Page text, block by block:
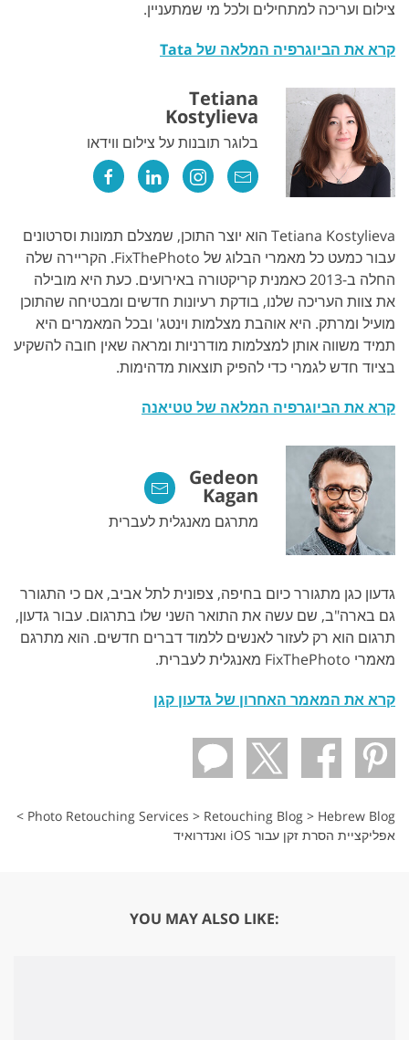
צילום ועריכה למתחילים ולכל מי שמתעניין.
קרא את הביוגרפיה המלאה של Tata
Tetiana
Kostylieva
בלוגר תובנות על צילום ווידאו
Tetiana Kostylieva הוא יוצר התוכן, שמצלם תמונות וסרטונים
עבור כמעט כל מאמרי הבלוג של FixThePhoto. הקריירה שלה
החלה ב-2013 כאמנית קריקטורה באירועים. כעת היא מובילה
את צוות העריכה שלנו, בודקת רעיונות חדשים ומבטיחה שהתוכן
מועיל ומרתק. היא אוהבת מצלמות וינטג' ובכל המאמרים היא
תמיד משווה אותן למצלמות מודרניות ומראה שאין חובה להשקיע
בציוד חדש לגמרי כדי להפיק תוצאות מדהימות.
קרא את הביוגרפיה המלאה של טטיאנה
Gedeon
Kagan
מתרגם מאנגלית לעברית
גדעון כגן מתגורר כיום בחיפה, צפונית לתל אביב, אם כי התגורר
גם בארה"ב, שם עשה את התואר השני שלו בתרגום. עבור גדעון,
תרגום הוא רק לעזור לאנשים ללמוד דברים חדשים. הוא מתרגם
מאמרי FixThePhoto מאנגלית לעברית.
קרא את המאמר האחרון של גדעון קגן
Photo Retouching Services > Retouching Blog > Hebrew Blog
>
אפליקציית הסרת זקן עבור iOS ואנדרואיד
YOU MAY ALSO LIKE: